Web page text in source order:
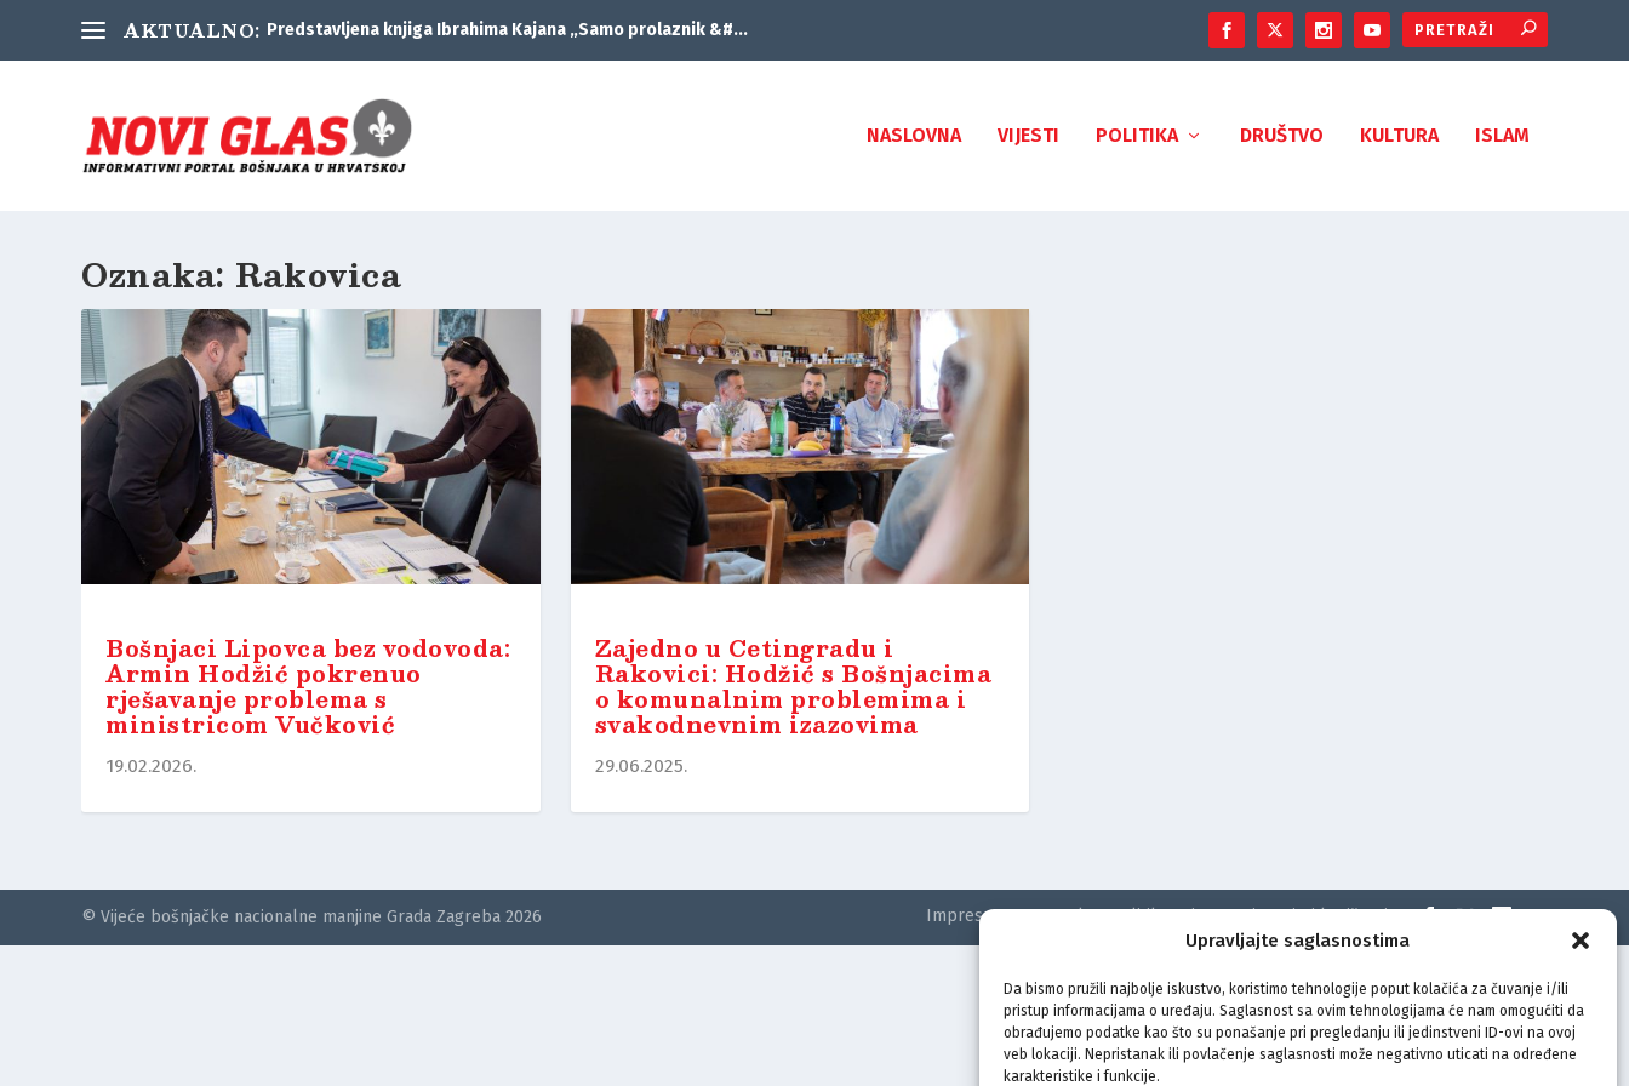
Upravljajte saglasnostima
Da bismo pružili najbolje iskustvo, koristimo tehnologije poput kolačića za čuvanje i/ili
pristup informacijama o uređaju. Saglasnost sa ovim tehnologijama će nam omogućiti da
obrađujemo podatke kao što su ponašanje pri pregledanju ili jedinstveni ID-ovi na ovoj
veb lokaciji. Nepristanak ili povlačenje saglasnosti može negativno uticati na određene
karakteristike i funkcije.
AKTUALNO: Predstavljena knjiga Ibrahima Kajana „Samo prolaznik &#...
NASLOVNA VIJESTI POLITIKA DRUŠTVO KULTURA ISLAM
Oznaka: Rakovica
Bošnjaci Lipovca bez vodovoda:
Armin Hodžić pokrenuo
rješavanje problema s
ministricom Vučković
19.02.2026.
Zajedno u Cetingradu i
Rakovici: Hodžić s Bošnjacima
o komunalnim problemima i
svakodnevnim izazovima
29.06.2025.
© Vijeće bošnjačke nacionalne manjine Grada Zagreba 2026 Impressum Kontakt Politika privatnosti Uvjeti korištenja